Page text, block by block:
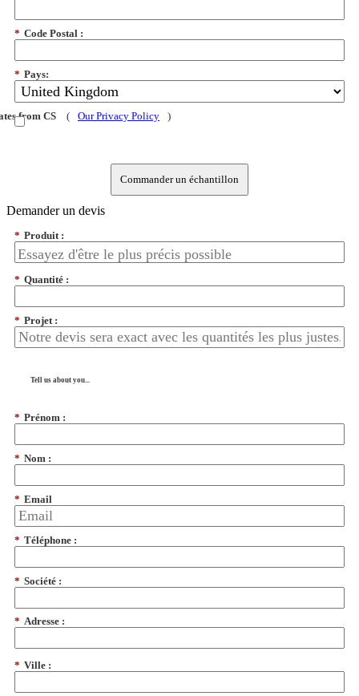
* Code Postal :
* Pays:
from CS ( Our Privacy Policy )
Commander un échantillon
Demander un devis
* Produit :
* Quantité :
* Projet :
Tell us about you...
* Prénom :
* Nom :
* Email
* Téléphone :
* Société :
* Adresse :
* Ville :